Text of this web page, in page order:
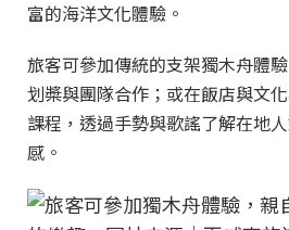
富的海洋文化體驗。
旅客可參加傳統的支架獨木舟體
划槳與團隊合作；或在飯店與文
課程，透過手勢與歌謠了解在地
感。